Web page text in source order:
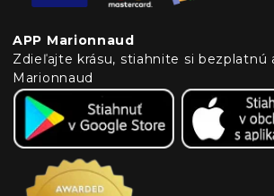
APP Marionnaud
Zdieľajte krásu, stiahnite si bezplatnú
Marionnaud